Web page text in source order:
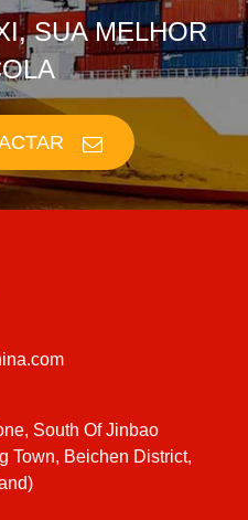
SUA MELHOR
South Of Jinbao
Town, Beichen District,